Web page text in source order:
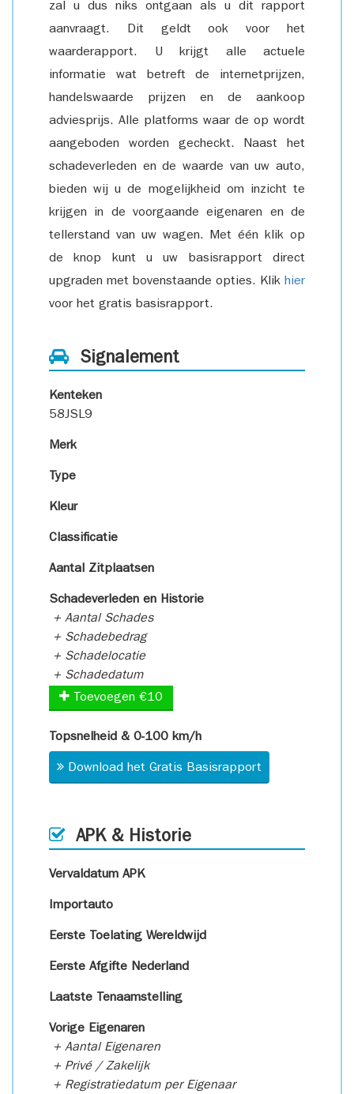
zal u dus niks ontgaan als u dit rapport
aanvraagt. Dit geldt ook voor het
waarderapport. U krijgt alle actuele
informatie wat betreft de internetprijzen,
handelswaarde prijzen en de aankoop
adviesprijs. Alle platforms waar de op wordt
aangeboden worden gecheckt. Naast het
schadeverleden en de waarde van uw auto,
bieden wij u de mogelijkheid om inzicht te
krijgen in de voorgaande eigenaren en de
tellerstand van uw wagen. Met één klik op
de knop kunt u uw basisrapport direct
upgraden met bovenstaande opties. Klik hier
voor het gratis basisrapport.
Signalement
Kenteken
58JSL9
Merk
Type
Kleur
Classificatie
Aantal Zitplaatsen
Schadeverleden en Historie
+ Aantal Schades
+ Schadebedrag
+ Schadelocatie
+ Schadedatum
Toevoegen €10
Topsnelheid & 0-100 km/h
Download het Gratis Basisrapport
APK & Historie
Vervaldatum APK
Importauto
Eerste Toelating Wereldwijd
Eerste Afgifte Nederland
Laatste Tenaamstelling
Vorige Eigenaren
+ Aantal Eigenaren
+ Privé / Zakelijk
+ Registratiedatum per Eigenaar